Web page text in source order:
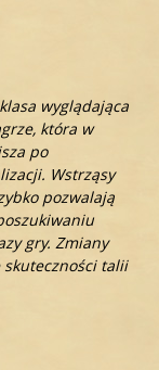
wyglądająca
która w
po
Wstrząsy
pozwalają
gry. Zmiany
talii